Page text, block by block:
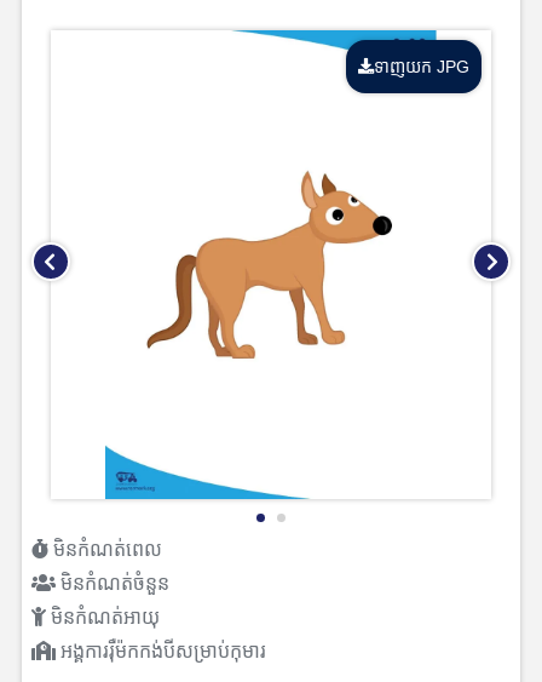
ទាញយក JPG
មិនកំណត់ពេល
មិនកំណត់ចំនួន
មិនកំណត់អាយុ
អង្គការរ៉ឺម៉កកង់បីសម្រាប់កុមារ